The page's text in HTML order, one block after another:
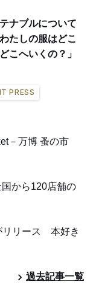
ナブルについて
たしの服はどこ
こへいくの？」
PRESS
－万博 蚤の市
から120店舗の
リリース 本好き
過去記事一覧